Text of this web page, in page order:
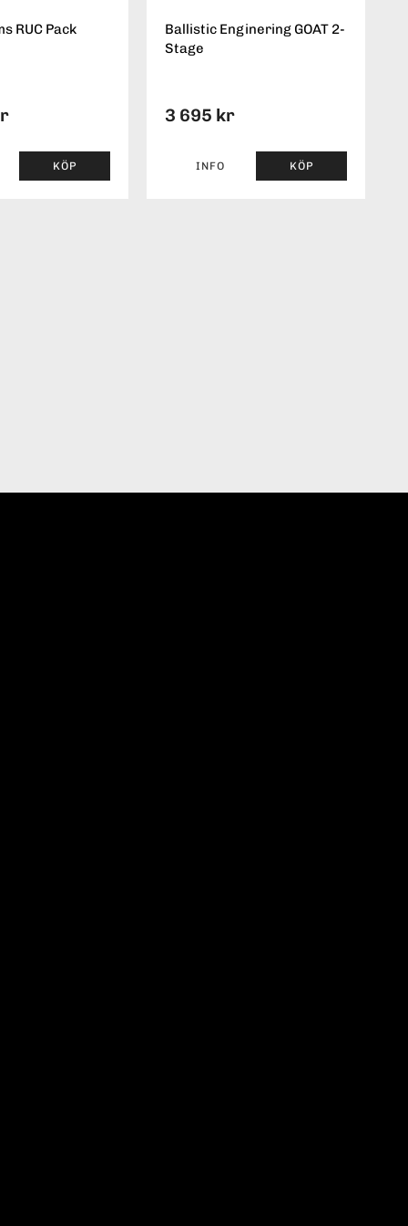
RUC Pack
KÖP
Ballistic Enginering GOAT 2-
Stage
3 695 kr
INFO KÖP